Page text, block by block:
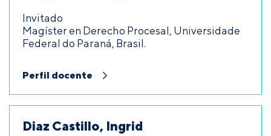
Invitado
Magíster en Derecho Procesal, Universidade
Federal do Paraná, Brasil.
Perfil docente
Diaz Castillo, Ingrid